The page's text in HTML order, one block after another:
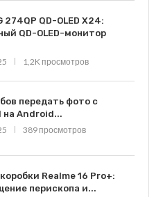
274QP QD-OLED X24:
QD-OLED-монитор
1,2K просмотров
передать фото с
на Android...
389 просмотров
Realme 16 Pro+:
перископа и...